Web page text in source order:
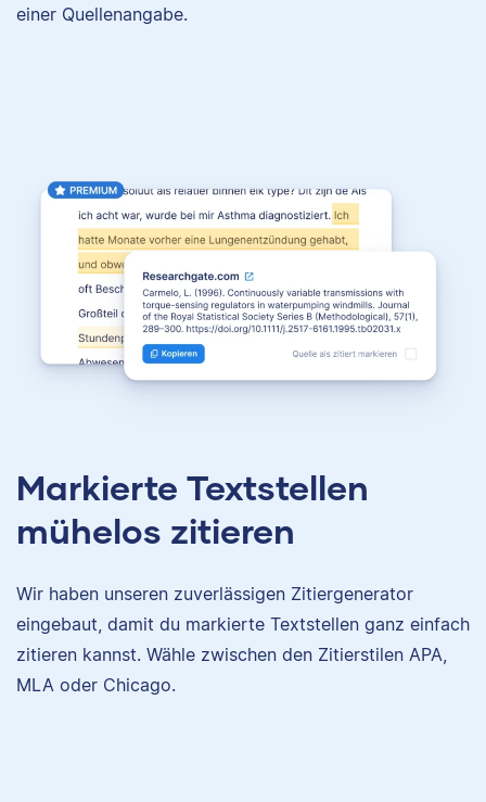
einer Quellenangabe.
Markierte Textstellen
mühelos zitieren
Wir haben unseren zuverlässigen Zitiergenerator
eingebaut, damit du markierte Textstellen ganz einfach
zitieren kannst. Wähle zwischen den Zitierstilen APA,
MLA oder Chicago.